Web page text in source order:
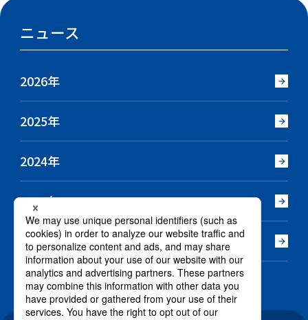
ニュース
2026年
2025年
2024年
2023年
2022年